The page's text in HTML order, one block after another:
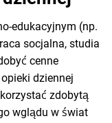
edukacyjnym (np.
socjalna, studia
cenne
dziennej
zdobytą
wglądu w świat